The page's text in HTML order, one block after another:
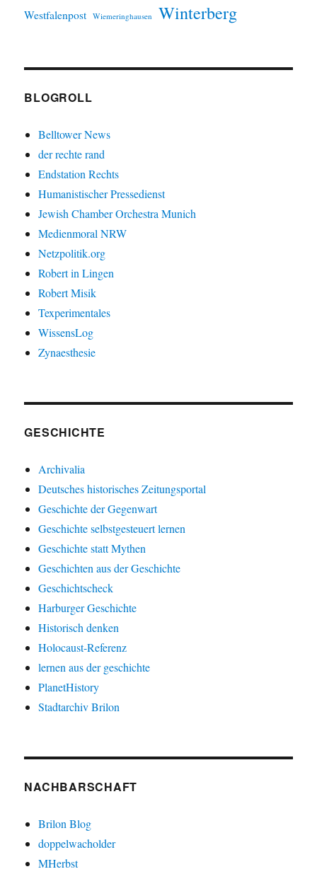
Westfalenpost Wiemeringhausen Winterberg
BLOGROLL
Belltower News
der rechte rand
Endstation Rechts
Humanistischer Pressedienst
Jewish Chamber Orchestra Munich
Medienmoral NRW
Netzpolitik.org
Robert in Lingen
Robert Misik
Texperimentales
WissensLog
Zynaesthesie
GESCHICHTE
Archivalia
Deutsches historisches Zeitungsportal
Geschichte der Gegenwart
Geschichte selbstgesteuert lernen
Geschichte statt Mythen
Geschichten aus der Geschichte
Geschichtscheck
Harburger Geschichte
Historisch denken
Holocaust-Referenz
lernen aus der geschichte
PlanetHistory
Stadtarchiv Brilon
NACHBARSCHAFT
Brilon Blog
doppelwacholder
MHerbst